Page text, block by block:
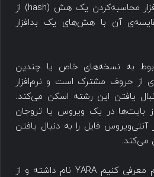
یک راه برای شناسایی بدافزار محاسبه‌کردن یک هش (hash) از
آن با هش‌های یک بدافزار
به نسخه‌های خاص یا چندین
از حروف مشترک است و نرم‌افزار
یافتن این رشته اسکن می‌کند.
بایت‌ها در یک ویروس یا تروجان
آنتی‌ویروس فایل را به دنبال یافتن
می‌کند.
ابزاری که امروز می‌خواهیم معرفی کنیم YARA نام داشته و از